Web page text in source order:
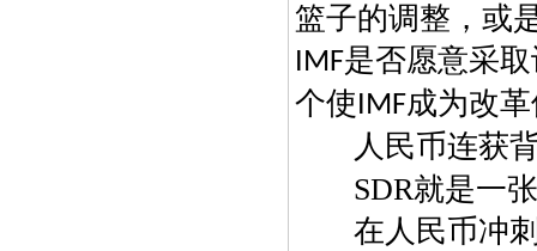
篮子的调整，或
IMF是否愿意采
个使IMF成为改
人民币连获
SDR就是一
在人民币冲